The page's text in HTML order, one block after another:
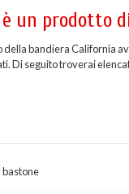
un prodotto
bandiera California
Di seguito troverai